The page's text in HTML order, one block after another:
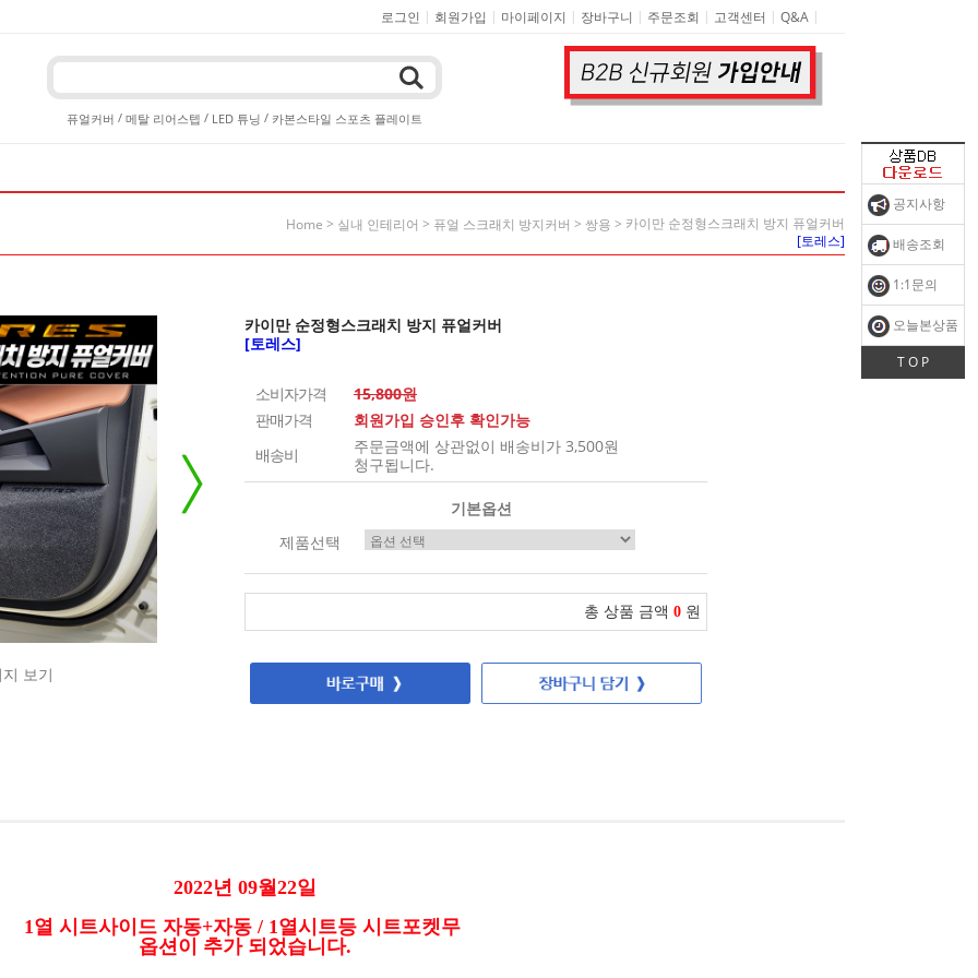
공지사항
배송조회
1:1문의
오늘본상품
T O P
로그인 | 회원가입 | 마이페이지 | 장바구니 | 주문조회 | 고객센터 | Q&A |
퓨얼커버 / 메탈 리어스텝 / LED 튜닝 / 카본스타일 스포츠 플레이트
Home > 실내 인테리어 > 퓨얼 스크래치 방지커버 > 쌍용 > 카이만 순정형스크래치 방지 퓨얼커버
[토레스]
보기
카이만 순정형스크래치 방지 퓨얼커버
[토레스]
소비자가격
15,800원
판매가격
회원가입 승인후 확인가능
배송비
주문금액에 상관없이 배송비가 3,500원
청구됩니다.
기본옵션
제품선택
총 상품 금액 0 원
2022년 09월22일
1열 시트사이드 자동+자동 / 1열시트등 시트포켓무
옵션이 추가 되었습니다.